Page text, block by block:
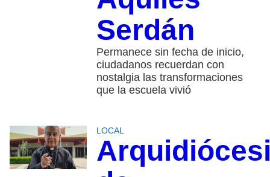
Serdán
Permanece sin fecha de inicio,
ciudadanos recuerdan con
nostalgia las transformaciones
que la escuela vivió
LOCAL